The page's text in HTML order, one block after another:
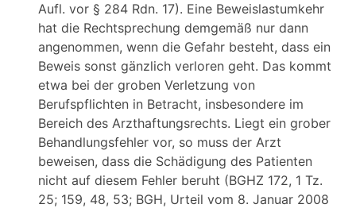
Aufl. vor § 284 Rdn. 17). Eine Beweislastumkehr
hat die Rechtsprechung demgemäß nur dann
angenommen, wenn die Gefahr besteht, dass ein
Beweis sonst gänzlich verloren geht. Das kommt
etwa bei der groben Verletzung von
Berufspflichten in Betracht, insbesondere im
Bereich des Arzthaftungsrechts. Liegt ein grober
Behandlungsfehler vor, so muss der Arzt
beweisen, dass die Schädigung des Patienten
nicht auf diesem Fehler beruht (BGHZ 172, 1 Tz.
25; 159, 48, 53; BGH, Urteil vom 8. Januar 2008